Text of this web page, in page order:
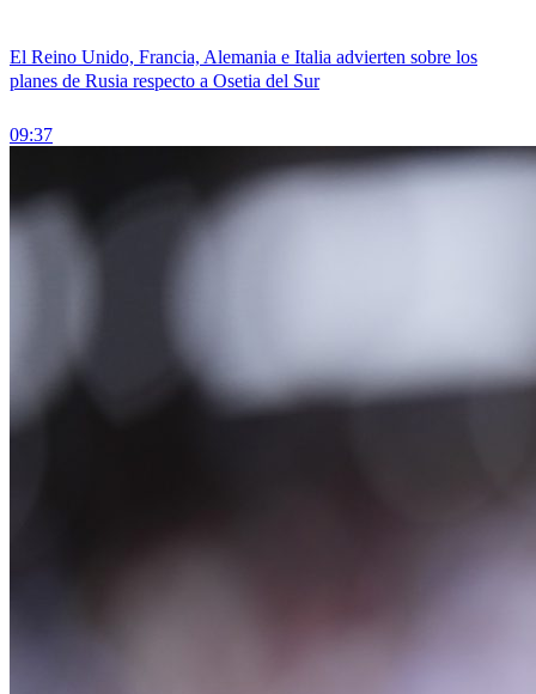
El Reino Unido, Francia, Alemania e Italia advierten sobre los
planes de Rusia respecto a Osetia del Sur
09:37